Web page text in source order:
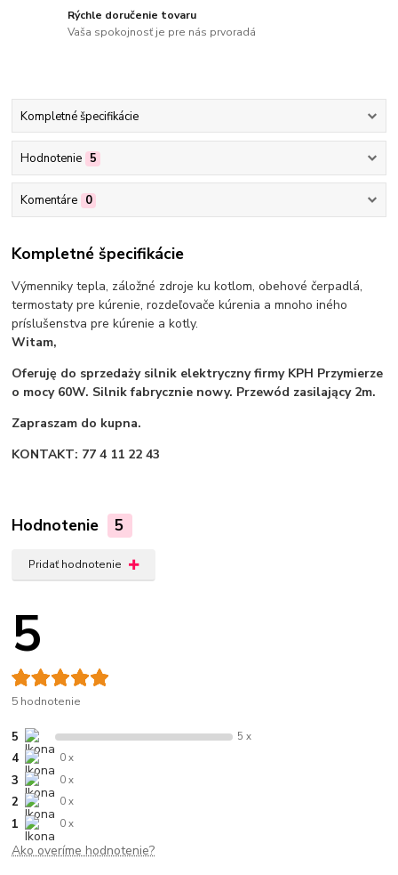
Rýchle doručenie tovaru
Vaša spokojnosť je pre nás prvoradá
Kompletné špecifikácie
Hodnotenie 5
Komentáre 0
Kompletné špecifikácie
Výmenniky tepla, záložné zdroje ku kotlom, obehové čerpadlá,
termostaty pre kúrenie, rozdeľovače kúrenia a mnoho iného
príslušenstva pre kúrenie a kotly.
Witam,
Oferuję do sprzedaży silnik elektryczny firmy KPH Przymierze
o mocy 60W. Silnik fabrycznie nowy. Przewód zasilający 2m.
Zapraszam do kupna.
KONTAKT: 77 4 11 22 43
Hodnotenie 5
Pridať hodnotenie
5
5 hodnotenie
5 5 x
4 0 x
3 0 x
2 0 x
1 0 x
Ako overíme hodnotenie?